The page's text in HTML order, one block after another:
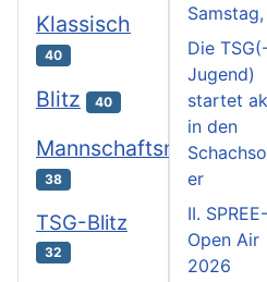
Klassisch
40
Blitz 40
38
TSG-Blitz
32
Samstag,
Die
Jugend)
startet
in den
er
II. SPREE-
Open Air
2026